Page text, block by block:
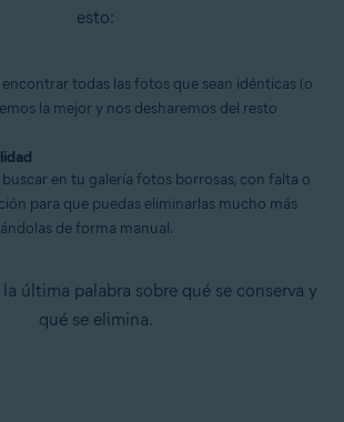
esto:
encontrar todas las fotos que sean idénticas (o
la mejor y nos desharemos del resto
buscar en tu galería fotos borrosas, con falta o
para que puedas eliminarlas mucho más
de forma manual.
última palabra sobre qué se conserva y
qué se elimina.